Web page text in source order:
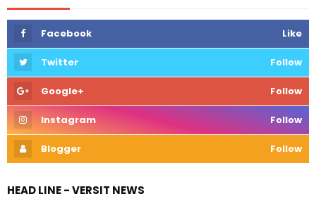
Facebook Like
Twitter Follow
Google+ Follow
Instagram Follow
Blogger Follow
HEAD LINE - VERSIT NEWS